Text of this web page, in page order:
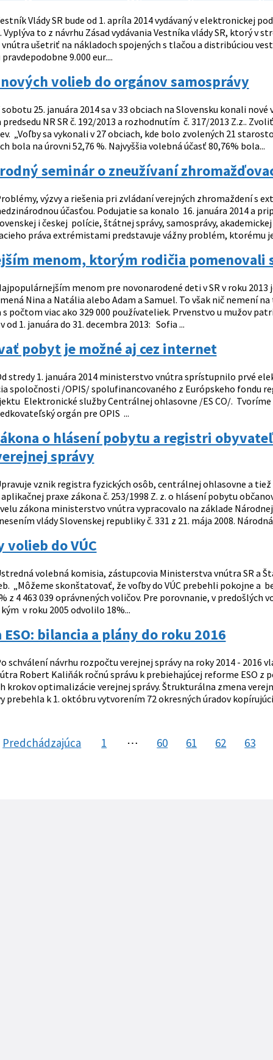
Vlády SR bude od 1. apríla 2014 vydávaný v elektronickej
Vyplýva to z návrhu Zásad vydávania Vestníka vlády SR, ktorý
ušetriť na nákladoch spojených s tlačou a distribúciou
9.000 eur....
volieb do orgánov samosprávy
25. januára 2014 sa v 33 obciach na Slovensku konali
NR SR č. 192/2013 a rozhodnutím č. 317/2013 Z.z..
„Voľby sa vykonali v 27 obciach, kde bolo zvolených 21
bola na úrovni 52,76 %. Najvyššia volebná účasť 80,76% bola...
seminár o zneužívaní
výzvy a riešenia pri zvládaní verejných zhromaždení s
účasťou. Podujatie sa konalo 16. januára 2014 a
i českej polície, štátnej správy, samosprávy,
práva extrémistami predstavuje vážny problém, ktorému
menom, ktorým rodičia pomenovali
menom pre novonarodené deti v SR v roku 2013
Nina a Natália alebo Adam a Samuel. To však nič nemení
počtom viac ako 329 000 používateliek. Prvenstvo u mužov
od 1. januára do 31. decembra 2013: Sofia ...
pobyt je možné aj cez internet
stredy 1. januára 2014 ministerstvo vnútra sprístupnilo prvé
spoločnosti /OPIS/ spolufinancovaného z Európskeho fondu
Elektronické služby Centrálnej ohlasovne /ES CO/.
orgán pre OPIS ...
o hlásení pobytu a registri
správy
vznik registra fyzických osôb, centrálnej ohlasovne a
praxe zákona č. 253/1998 Z. z. o hlásení pobytu
zákona ministerstvo vnútra vypracovalo na základe
vlády Slovenskej republiky č. 331 z 21. mája 2008.
volieb do VÚC
volebná komisia, zástupcovia Ministerstva vnútra SR a
„Môžeme skonštatovať, že voľby do VÚC prebehli pokojne a
z 4 463 039 oprávnených voličov. Pre porovnanie, v
v roku 2005 odvolilo 18%...
bilancia a plány do roku 2016
schválení návrhu rozpočtu verejnej správy na roky 2014 - 2016
Robert Kaliňák ročnú správu k prebiehajúcej reforme ESO z
krokov optimalizácie verejnej správy. Štrukturálna zmena
prebehla k 1. októbru vytvorením 72 okresných úradov
Predchádzajúca stránka
1 ⋯ 60 61 62 63